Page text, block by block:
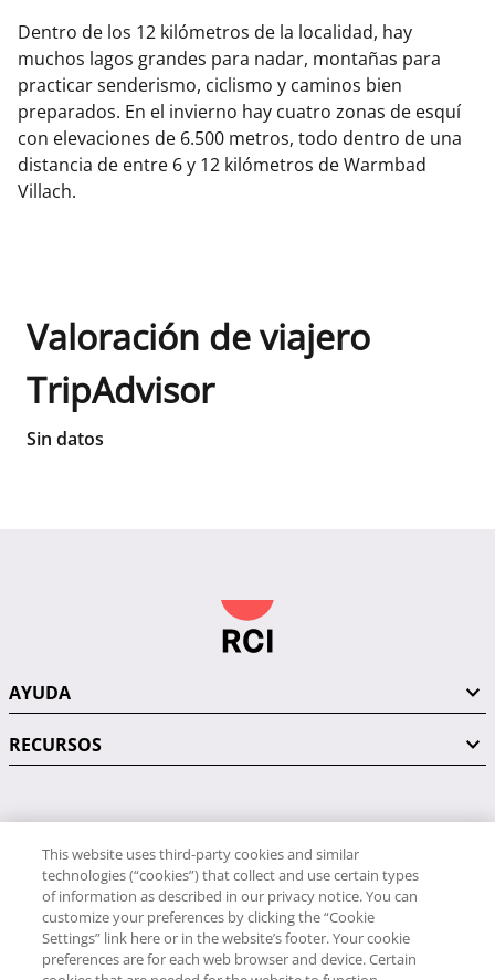
Dentro de los 12 kilómetros de la localidad, hay
muchos lagos grandes para nadar, montañas para
practicar senderismo, ciclismo y caminos bien
preparados. En el invierno hay cuatro zonas de esquí
con elevaciones de 6.500 metros, todo dentro de una
distancia de entre 6 y 12 kilómetros de Warmbad
Villach.
Valoración de viajero
TripAdvisor
Sin datos
AYUDA
RECURSOS
PÓNGASE EN CONTACTO CON NOSOTROS
RCI
This website uses third-party cookies and similar
technologies (“cookies”) that collect and use certain types
of information as described in our privacy notice. You can
customize your preferences by clicking the “Cookie
Settings” link here or in the website’s footer. Your cookie
preferences are for each web browser and device. Certain